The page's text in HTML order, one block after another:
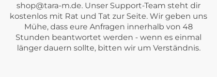
shop@tara-m.de. Unser Support-Team steht dir
kostenlos mit Rat und Tat zur Seite. Wir geben uns
Mühe, dass eure Anfragen innerhalb von 48
Stunden beantwortet werden - wenn es einmal
länger dauern sollte, bitten wir um Verständnis.